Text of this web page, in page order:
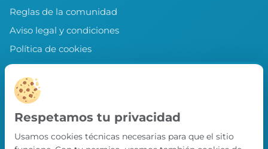
Reglas de la comunidad
Aviso legal y condiciones
Política de cookies
Política de privacidad
Preferencias de cookies
LLEVA XAXUKO CONTIGO
Chollos, misiones y recompensas desde
nuestra APP.
Respetamos tu privacidad
Usamos cookies técnicas necesarias para que el sitio